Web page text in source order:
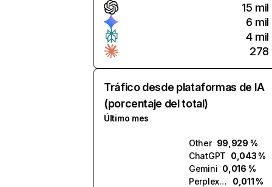
15 mil
6 mil
4 mil
278
Tráfico desde plataformas de IA
(porcentaje del total)
Último mes
Other 99,929 %
ChatGPT 0,043 %
Gemini 0,016 %
Perplexity
0,011 %